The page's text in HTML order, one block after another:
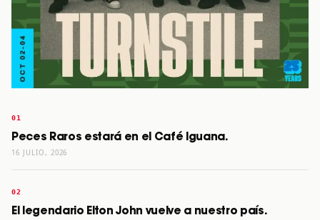
Peces Raros estará en el Café Iguana.
16 JULIO, 2026
El legendario Elton John vuelve a nuestro país.